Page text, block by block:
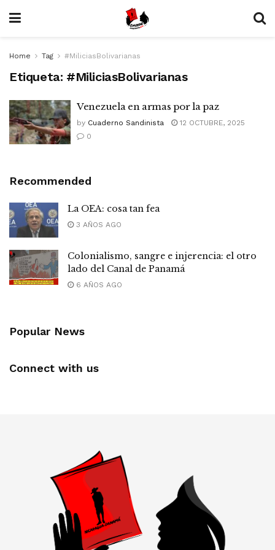
Home Tag #MiliciasBolivarianas
Etiqueta: #MiliciasBolivarianas
Venezuela en armas por la paz
by Cuaderno Sandinista
12 OCTUBRE, 2025
0
Recommended
La OEA: cosa tan fea
3 AÑOS AGO
Colonialismo, sangre e injerencia: el otro
lado del Canal de Panamá
6 AÑOS AGO
Popular News
Connect with us